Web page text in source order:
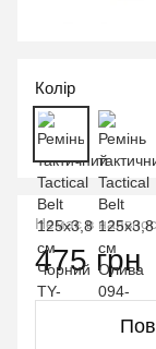
Колір
Немає в
475 грн